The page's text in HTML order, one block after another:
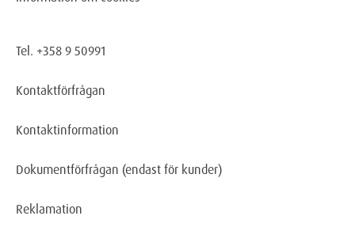
Tel. +358 9 50991
Kontaktförfrågan
Kontaktinformation
Dokumentförfrågan (endast för kunder)
Reklamation